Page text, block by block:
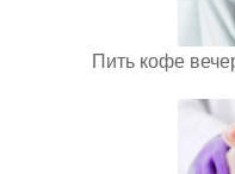
Пить кофе